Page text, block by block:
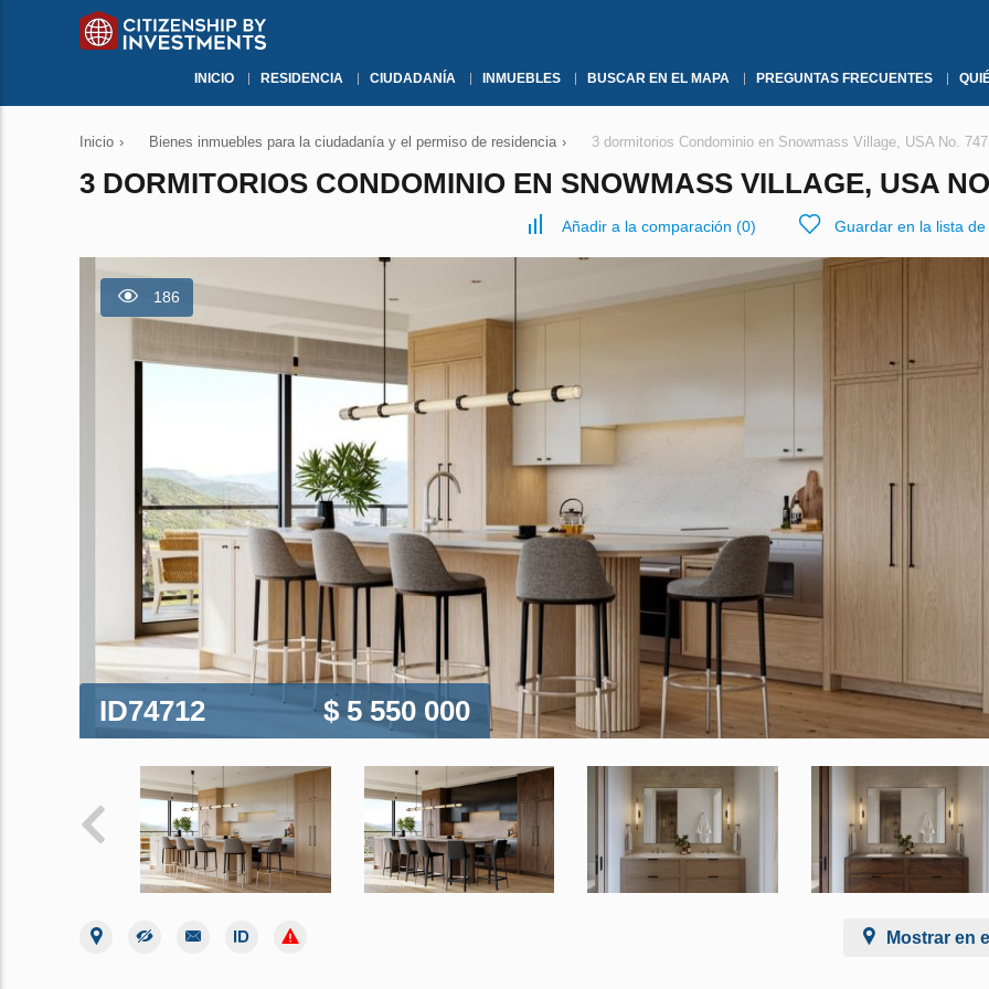
INICIO RESIDENCIA CIUDADANÍA INMUEBLES BUSCAR EN EL MAPA PREGUNTAS FRECUENTES
Inicio › Bienes inmuebles para la ciudadanía y el permiso de residencia › 3 dormitorios Condominio en Snowmass Village, USA No.
3 DORMITORIOS CONDOMINIO EN SNOWMASS VILLAGE, USA
Añadir a la comparación (0) Guardar en la lista
186
ID74712 $ 5 550 000
Mostrar en